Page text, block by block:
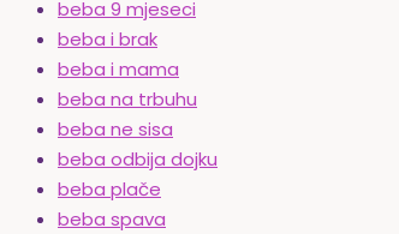
beba 9 mjeseci
beba i brak
beba i mama
beba na trbuhu
beba ne sisa
beba odbija dojku
beba plače
beba spava